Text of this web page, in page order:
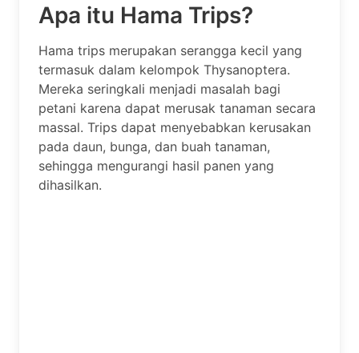
Apa itu Hama Trips?
Hama trips merupakan serangga kecil yang
termasuk dalam kelompok Thysanoptera.
Mereka seringkali menjadi masalah bagi
petani karena dapat merusak tanaman secara
massal. Trips dapat menyebabkan kerusakan
pada daun, bunga, dan buah tanaman,
sehingga mengurangi hasil panen yang
dihasilkan.